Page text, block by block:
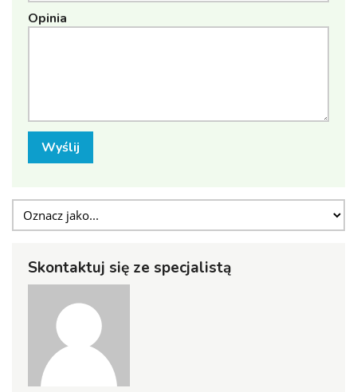
Opinia
Wyślij
Skontaktuj się ze specjalistą